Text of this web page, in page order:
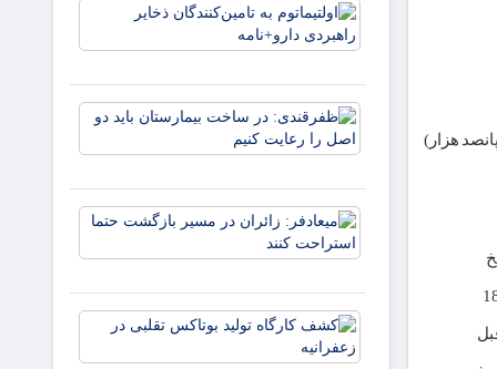
(یکصد و هفده میلیون و پانصد هزار)